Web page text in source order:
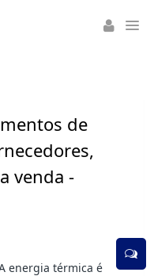
de
venda -
energia térmica é